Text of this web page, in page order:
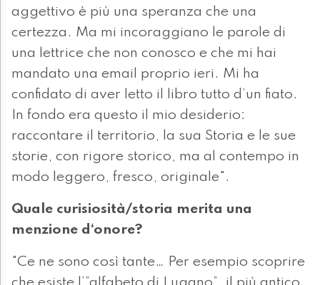
aggettivo è più una speranza che una
certezza. Ma mi incoraggiano le parole di
una lettrice che non conosco e che mi hai
mandato una email proprio ieri. Mi ha
confidato di aver letto il libro tutto d’un fiato.
In fondo era questo il mio desiderio:
raccontare il territorio, la sua Storia e le sue
storie, con rigore storico, ma al contempo in
modo leggero, fresco, originale".
Quale curisiosità/storia merita una
menzione d‘onore?
"Ce ne sono così tante… Per esempio scoprire